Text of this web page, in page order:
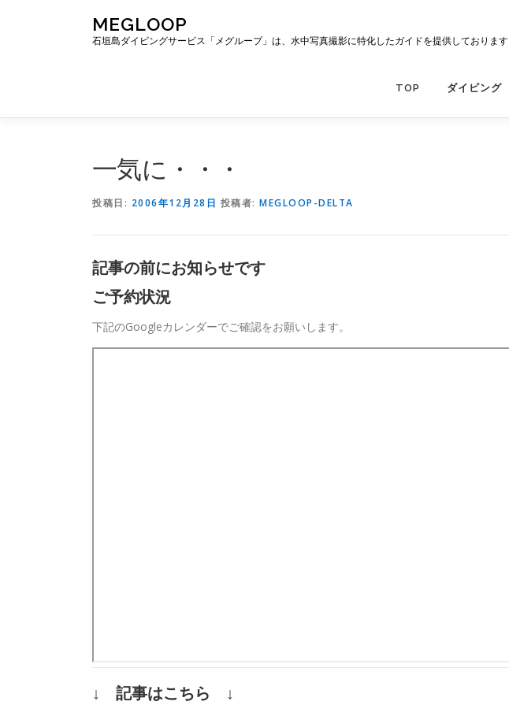
ス
MEGLOOP
石垣島ダイビングサービス「メグループ」は、水中写真撮影に特化したガイドを提供しております
TOP ダイビング
一気に・・・
投稿日: 2006年12月28日 投稿者: MEGLOOP-DELTA
記事の前にお知らせです
ご予約状況
下記のGoogleカレンダーでご確認をお願いします。
↓ 記事はこちら ↓